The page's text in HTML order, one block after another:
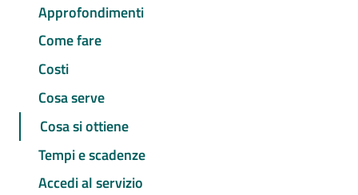
Approfondimenti
Come fare
Costi
Cosa serve
Cosa si ottiene
Tempi e scadenze
Accedi al servizio